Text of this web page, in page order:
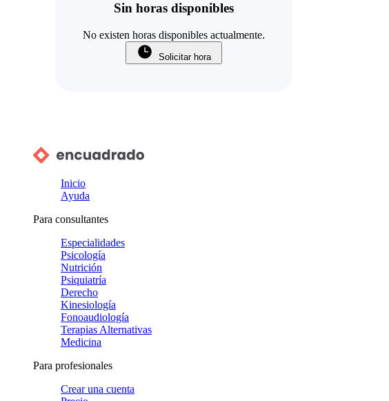
Sin horas disponibles
No existen horas disponibles actualmente.
Solicitar hora
Inicio
Ayuda
Para consultantes
Especialidades
Psicología
Nutrición
Psiquiatría
Derecho
Kinesiología
Fonoaudiología
Terapias Alternativas
Medicina
Para profesionales
Crear una cuenta